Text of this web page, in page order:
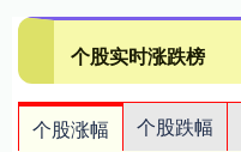
个股实时涨跌榜
个股涨幅 个股跌幅